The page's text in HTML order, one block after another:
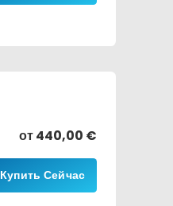
от440,00 €
Купить Сейчас